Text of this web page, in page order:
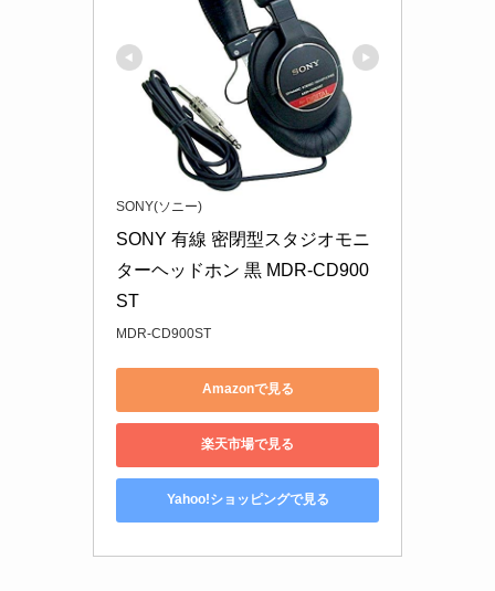
SONY(ソニー)
SONY 有線 密閉型スタジオモニ
ターヘッドホン 黒 MDR-CD900
ST
MDR-CD900ST
Amazonで見る
楽天市場で見る
Yahoo!ショッピングで見る